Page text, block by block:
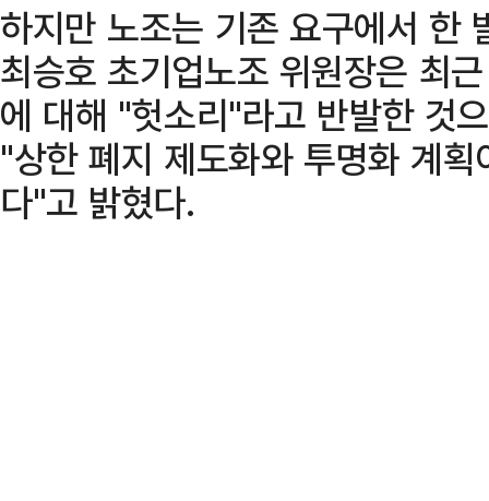
하지만 노조는 기존 요구에서 한
최승호 초기업노조 위원장은 최
에 대해 "헛소리"라고 반발한 것
"상한 폐지 제도화와 투명화 계
다"고 밝혔다.